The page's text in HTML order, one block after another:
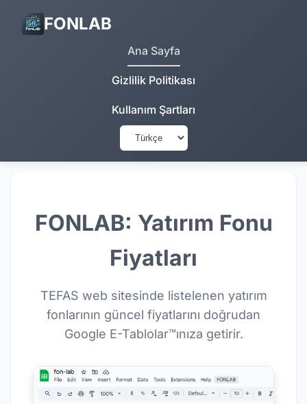
FONLAB
Ana Sayfa
Gizlilik Politikası
Kullanım Şartları
FONLAB: Yatırım Fonu
Fiyatları
TEFAS web sitesinde listelenen yatırım
fonlarının güncel fiyatlarını doğrudan
Google E-Tablolar™ınıza getirir.